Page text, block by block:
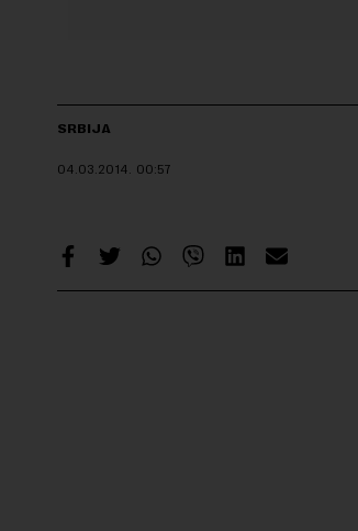
SRBIJA
04.03.2014. 00:57